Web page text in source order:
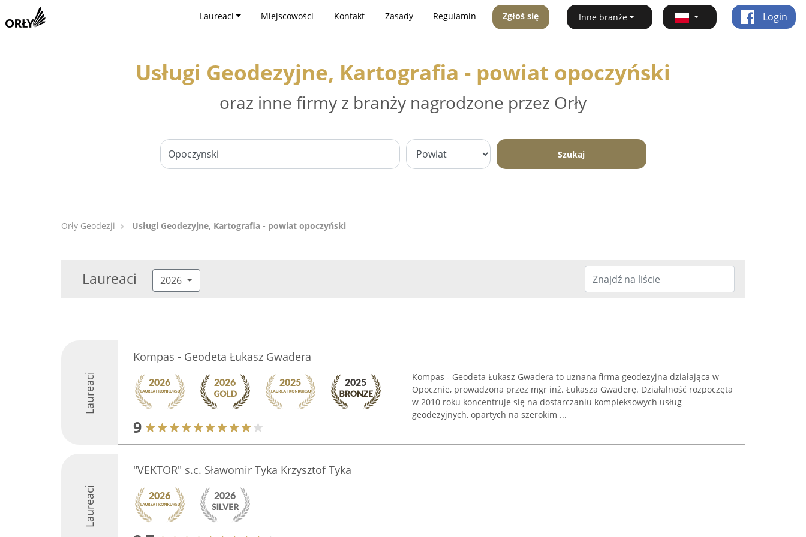
Laureaci Miejscowości Kontakt Zasady Regulamin Zgłoś się Inne branże Login
Usługi Geodezyjne, Kartografia - powiat opoczyński
oraz inne firmy z branży nagrodzone przez Orły
Szukaj
Orły Geodezji Usługi Geodezyjne, Kartografia - powiat opoczyński
Laureaci 2026
Laureaci
Kompas - Geodeta Łukasz Gwadera
9
Kompas - Geodeta Łukasz Gwadera to uznana firma geodezyjna działająca w
Opocznie, prowadzona przez mgr inż. Łukasza Gwaderę. Działalność rozpoczęta
w 2010 roku koncentruje się na dostarczaniu kompleksowych usług
geodezyjnych, opartych na szerokim ...
Laureaci
"VEKTOR" s.c. Sławomir Tyka Krzysztof Tyka